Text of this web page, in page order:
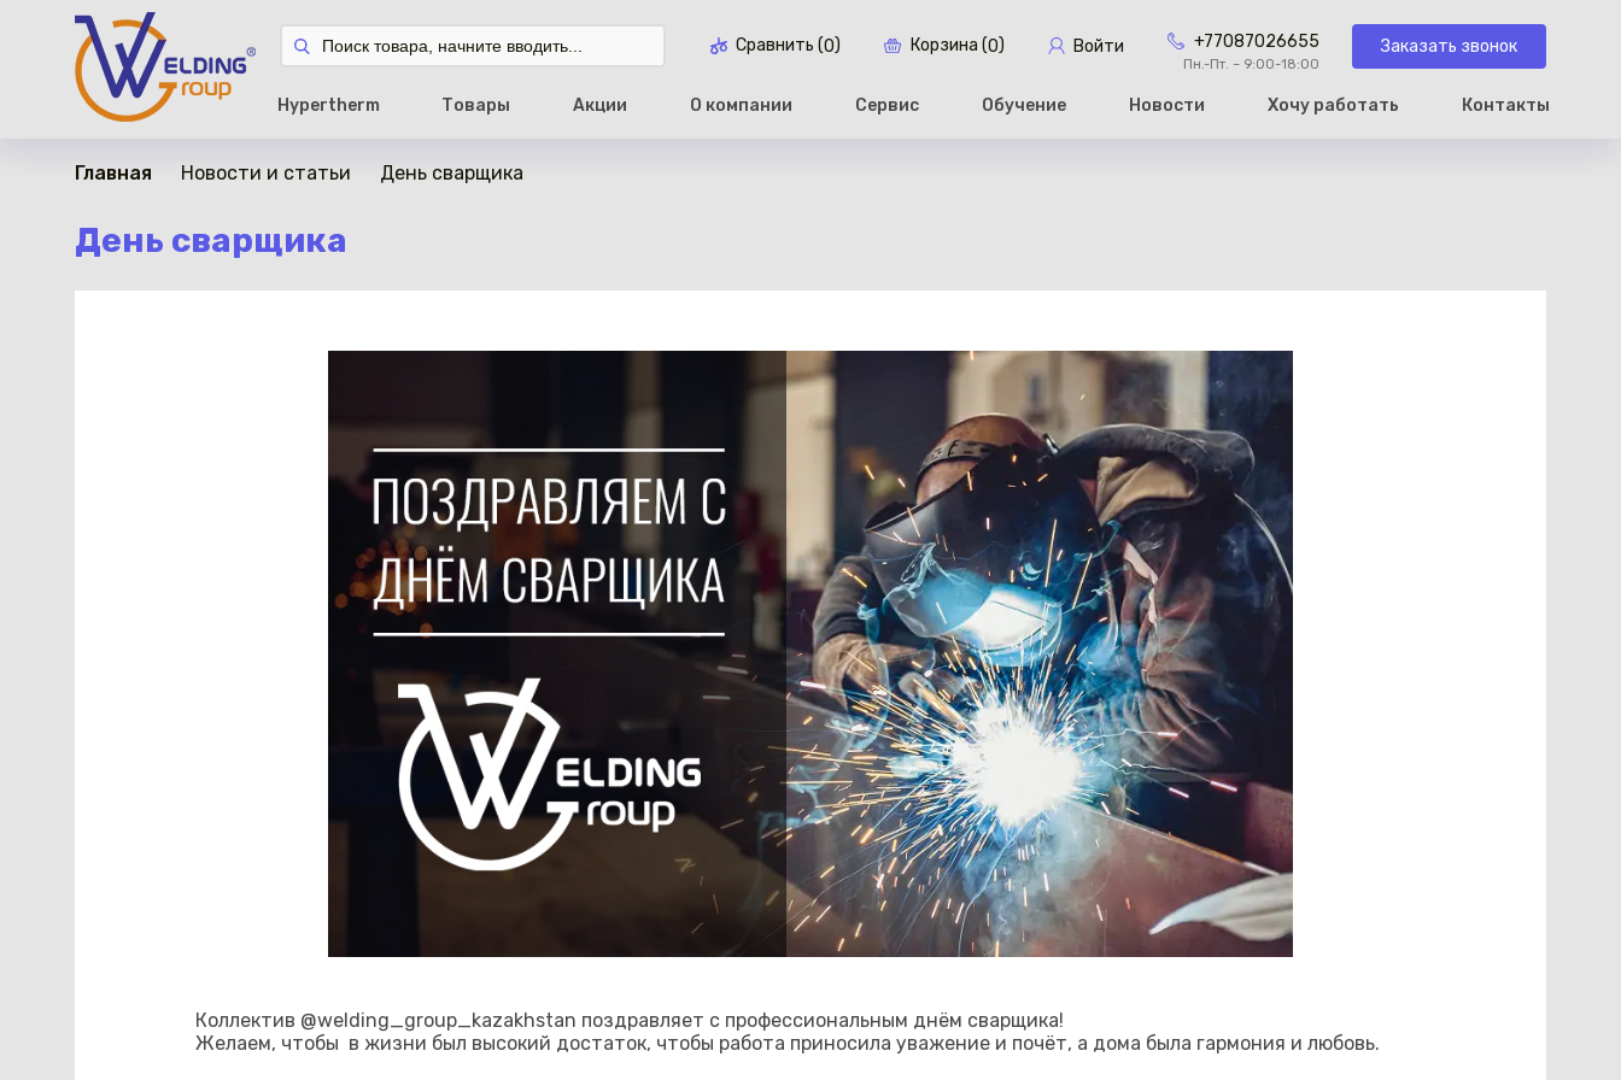
Сравнить (0) Корзина (0) Войти +77087026655
Пн.-Пт. – 9:00-18:00
Заказать звонок
Hypertherm Товары Акции О компании Сервис Обучение Новости Хочу работать Контакты
Каз
Главная Новости и статьи День сварщика
День сварщика
Коллектив @welding_group_kazakhstan поздравляет с профессиональным днём сварщика!
Желаем, чтобы в жизни был высокий достаток, чтобы работа приносила уважение и почёт, а дома была гармония и любовь.